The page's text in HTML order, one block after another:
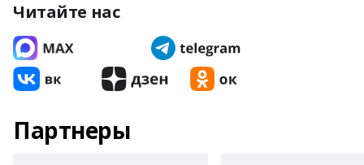
Читайте нас
Партнеры